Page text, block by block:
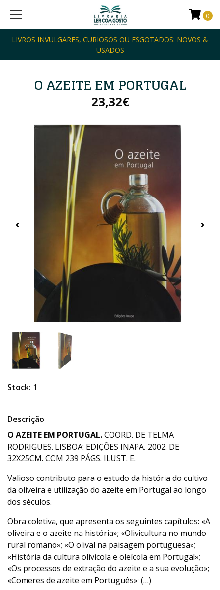
LIVROS INVULGARES, CURIOSOS OU ESGOTADOS: NOVOS &
USADOS
0
O AZEITE EM PORTUGAL
23,32€
Stock: 1
Descrição
O AZEITE EM PORTUGAL.COORD. DE TELMA
RODRIGUES. LISBOA: EDIÇÕES INAPA, 2002. DE
32X25CM. COM 239 PÁGS. ILUST. E.
Valioso contributo para o estudo da história do cultivo
da oliveira e utilização do azeite em Portugal ao longo
dos séculos.
Obra coletiva, que apresenta os seguintes capítulos: «A
oliveira e o azeite na história»; «Olivicultura no mundo
rural romano»; «O olival na paisagem portuguesa»;
«História da cultura olivícola e oleícola em Portugal»;
«Os processos de extração do azeite e a sua evolução»;
«Comeres de azeite em Português»; (…)